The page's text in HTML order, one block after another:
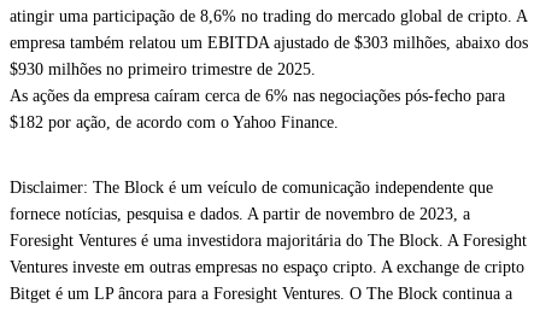
atingir uma participação de 8,6% no trading do mercado global de cripto. A
empresa também relatou um EBITDA ajustado de $303 milhões, abaixo dos
$930 milhões no primeiro trimestre de 2025.
As ações da empresa caíram cerca de 6% nas negociações pós-fecho para
$182 por ação, de acordo com o Yahoo Finance.
Disclaimer: The Block é um veículo de comunicação independente que
fornece notícias, pesquisa e dados. A partir de novembro de 2023, a
Foresight Ventures é uma investidora majoritária do The Block. A Foresight
Ventures investe em outras empresas no espaço cripto. A exchange de cripto
Bitget é um LP âncora para a Foresight Ventures. O The Block continua a